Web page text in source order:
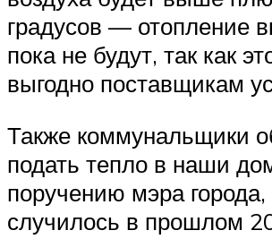
градусов — отопление
пока не будут, так как
выгодно поставщикам
Также коммунальщики
подать тепло в наши
поручению мэра города,
случилось в прошлом